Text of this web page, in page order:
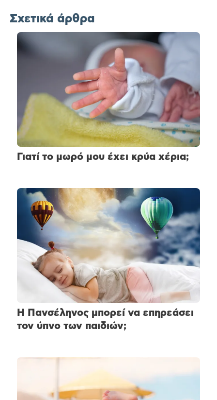
Σχετικά άρθρα
Γιατί το μωρό μου έχει κρύα χέρια;
Η Πανσέληνος μπορεί να επηρεάσει
τον ύπνο των παιδιών;